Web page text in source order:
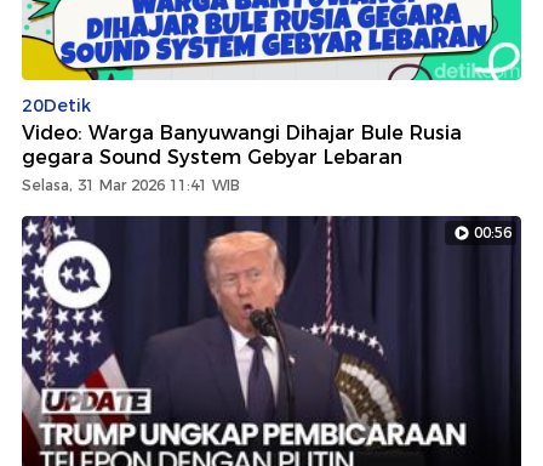
20Detik
Video: Warga Banyuwangi Dihajar Bule Rusia
gegara Sound System Gebyar Lebaran
Selasa, 31 Mar 2026 11:41 WIB
00:56